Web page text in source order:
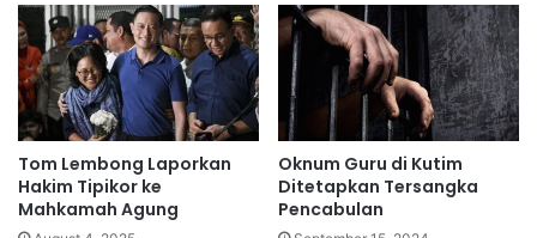
Tom Lembong Laporkan
Hakim Tipikor ke
Mahkamah Agung
Oknum Guru di Kutim
Ditetapkan Tersangka
Pencabulan